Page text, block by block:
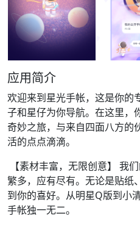
应用简介
欢迎来到星光手帐，这是你的
子和星仔为你导航。在这里，
奇妙之旅，与来自四面八方的
活的点点滴滴。
【素材丰富，无限创意】 我
繁多，应有尽有。无论是贴纸
到你的喜好。从明星Q版到小
手帐独一无二。